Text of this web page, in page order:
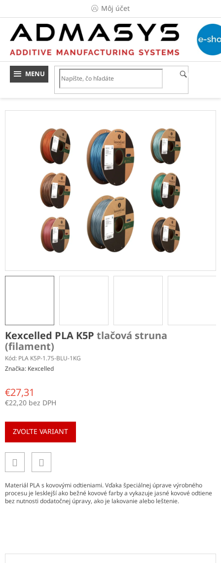
obsah
Môj účet
HĽADAŤ
Kexcelled PLA K5P tlačová struna
(filament)
Kód: PLA K5P-1.75-BLU-1KG
Značka: Kexcelled
€27,31
€22,20 bez DPH
ZVOĽTE VARIANT
Materiál PLA s kovovými odtieniami. Vďaka špeciálnej úprave výrobného
procesu je lesklejší ako bežné kovové farby a vykazuje jasné kovové odtiene
bez nutnosti dodatočnej úpravy, ako je lakovanie alebo leštenie.